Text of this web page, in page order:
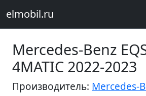
elmobil.ru
Mercedes-Benz
4MATIC 2022-2023
Производитель: Mercedes-